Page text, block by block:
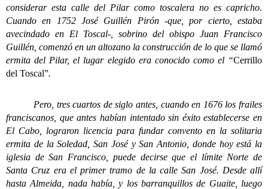
considerar esta calle del Pilar como toscalera no es capricho.
Cuando en 1752 José Guillén Pirón -que, por cierto, estaba
avecindado en El Toscal-, sobrino del obispo Juan Francisco
Guillén, comenzó en un altozano la construcción de lo que se llamó
ermita del Pilar, el lugar elegido era conocido como el “Cerrillo
del Toscal”.
Pero, tres cuartos de siglo antes, cuando en 1676 los frailes
franciscanos, que antes habían intentado sin éxito establecerse en
El Cabo, lograron licencia para fundar convento en la solitaria
ermita de la Soledad, San José y San Antonio, donde hoy está la
iglesia de San Francisco, puede decirse que el límite Norte de
Santa Cruz era el primer tramo de la calle San José. Desde allí
hasta Almeida, nada había, y los barranquillos de Guaite, luego